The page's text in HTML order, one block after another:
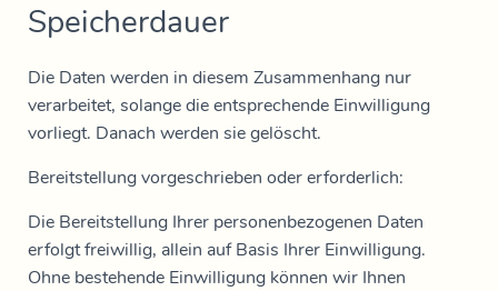
Speicherdauer
Die Daten werden in diesem Zusammenhang nur
verarbeitet, solange die entsprechende Einwilligung
vorliegt. Danach werden sie gelöscht.
Bereitstellung vorgeschrieben oder erforderlich:
Die Bereitstellung Ihrer personenbezogenen Daten
erfolgt freiwillig, allein auf Basis Ihrer Einwilligung.
Ohne bestehende Einwilligung können wir Ihnen